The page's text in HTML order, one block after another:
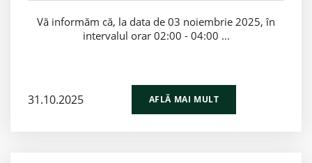
Vă informăm că, la data de 03 noiembrie 2025, în
intervalul orar 02:00 - 04:00 ...
31.10.2025 AFLĂ MAI MULT